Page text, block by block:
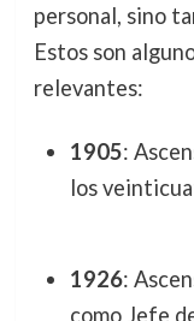
personal, sino
Estos son
relevantes:
1905:
los
1926:
como Jefe